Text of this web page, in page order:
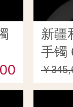
新疆
手镯
￥